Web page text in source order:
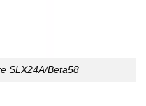
SLX24A/Beta58